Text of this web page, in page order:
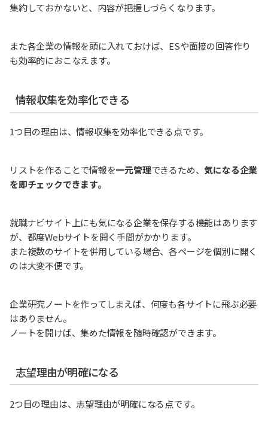
集約しておかないと、内容が把握しづらくなります。
また各企業の情報を頭に入れておけば、ESや面接の回答作り
も効率的におこなえます。
情報収集を効率化できる
1つ目の理由は、情報収集を効率化できる点です。
リストを作ることで情報を一元管理できるため、気になる企業
を即チェックできます。
就職ナビサイト上にも気になる企業を保存する機能はあります
が、都度Webサイトを開く手間がかかります。
また複数のサイトを併用している場合、各ページを個別に開く
のは大変不便です。
企業研究ノートを作ってしまえば、何度も各サイトに飛ぶ必要
はありません。
ノートを開けば、集めた情報を随時確認ができます。
志望理由が明確になる
2つ目の理由は、志望理由が明確になる点です。